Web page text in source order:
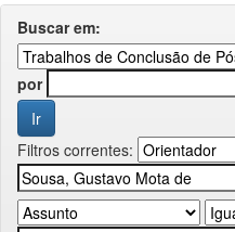
Buscar em:
por
Filtros correntes: